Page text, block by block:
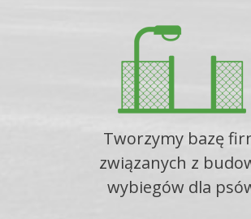
Tworzymy bazę
związanych z
wybiegów dla